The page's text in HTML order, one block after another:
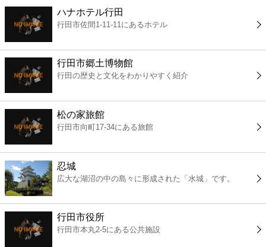
コンビニ
薬局
スーパー
エンタメ
レジャー
書店
ファミレス
ハナホテル行田
行田市佐間1-11-11にあるホテル
行田市郷土博物館
行田の歴史と文化をわかりやすく紹介
松の家旅館
行田市向町17-34にある旅館
忍城
広大な湖沼の中の島々に形成された「水城」です。
行田市役所
行田市本丸2-5にある公共施設